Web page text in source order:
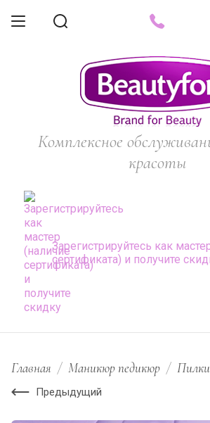
Комплексное
красоты
Зарегистрируйтесь как
сертификата) и получите
Главная / Маникюр педикюр /
Предыдущий